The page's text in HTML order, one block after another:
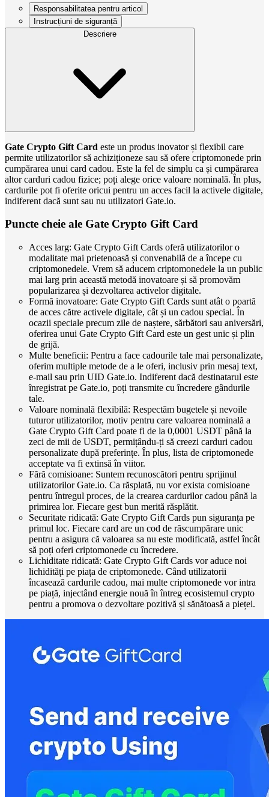
Responsabilitatea pentru articol
Instrucțiuni de siguranță
Descriere
Gate Crypto Gift Card este un produs inovator și flexibil care
permite utilizatorilor să achiziționeze sau să ofere criptomonede prin
cumpărarea unui card cadou. Este la fel de simplu ca și cumpărarea
altor carduri cadou fizice; poți alege orice valoare nominală. În plus,
cardurile pot fi oferite oricui pentru un acces facil la activele digitale,
indiferent dacă sunt sau nu utilizatori Gate.io.
Puncte cheie ale Gate Crypto Gift Card
Acces larg: Gate Crypto Gift Cards oferă utilizatorilor o
modalitate mai prietenoasă și convenabilă de a începe cu
criptomonedele. Vrem să aducem criptomonedele la un public
mai larg prin această metodă inovatoare și să promovăm
popularizarea și dezvoltarea activelor digitale.
Formă inovatoare: Gate Crypto Gift Cards sunt atât o poartă
de acces către activele digitale, cât și un cadou special. În
ocazii speciale precum zile de naștere, sărbători sau aniversări,
oferirea unui Gate Crypto Gift Card este un gest unic și plin
de grijă.
Multe beneficii: Pentru a face cadourile tale mai personalizate,
oferim multiple metode de a le oferi, inclusiv prin mesaj text,
e-mail sau prin UID Gate.io. Indiferent dacă destinatarul este
înregistrat pe Gate.io, poți transmite cu încredere gândurile
tale.
Valoare nominală flexibilă: Respectăm bugetele și nevoile
tuturor utilizatorilor, motiv pentru care valoarea nominală a
Gate Crypto Gift Card poate fi de la 0,0001 USDT până la
zeci de mii de USDT, permițându-ți să creezi carduri cadou
personalizate după preferințe. În plus, lista de criptomonede
acceptate va fi extinsă în viitor.
Fără comisioane: Suntem recunoscători pentru sprijinul
utilizatorilor Gate.io. Ca răsplată, nu vor exista comisioane
pentru întregul proces, de la crearea cardurilor cadou până la
primirea lor. Fiecare gest bun merită răsplătit.
Securitate ridicată: Gate Crypto Gift Cards pun siguranța pe
primul loc. Fiecare card are un cod de răscumpărare unic
pentru a asigura că valoarea sa nu este modificată, astfel încât
să poți oferi criptomonede cu încredere.
Lichiditate ridicată: Gate Crypto Gift Cards vor aduce noi
lichidități pe piața de criptomonede. Când utilizatorii
încasează cardurile cadou, mai multe criptomonede vor intra
pe piață, injectând energie nouă în întreg ecosistemul crypto
pentru a promova o dezvoltare pozitivă și sănătoasă a pieței.